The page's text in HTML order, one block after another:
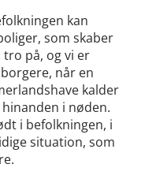
kan
som skaber
tro på, og vi er
når en
kalder
i nøden.
i befolkningen, i
situation, som